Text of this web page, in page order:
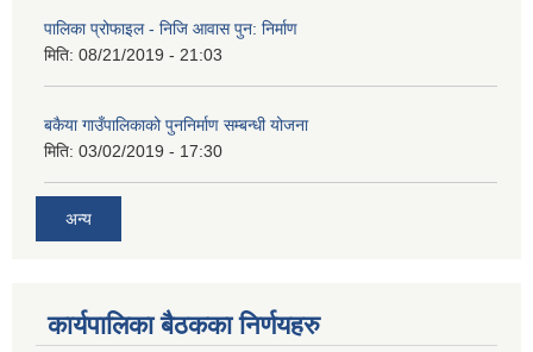
पालिका प्रोफाइल - निजि आवास पुन: निर्माण
मिति: 08/21/2019 - 21:03
बकैया गाउँपालिकाको पुननिर्माण सम्बन्धी योजना
मिति: 03/02/2019 - 17:30
अन्य
कार्यपालिका बैठकका निर्णयहरु